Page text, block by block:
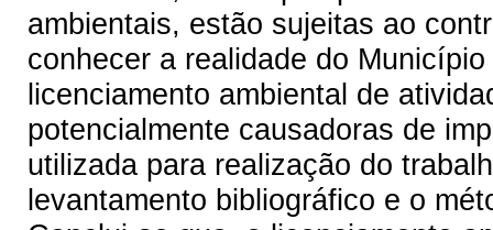
ambientais, estão sujeitas ao
conhecer a realidade do
licenciamento ambiental de
potencialmente causadoras de
utilizada para realização do
levantamento bibliográfico e o